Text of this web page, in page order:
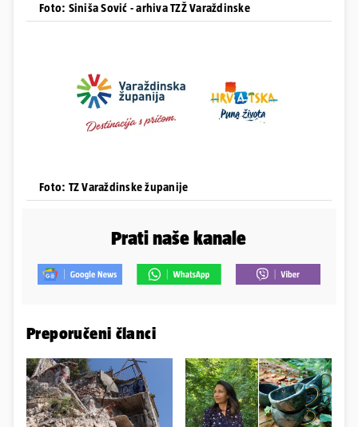
Foto: Siniša Sović - arhiva TZŽ Varaždinske
Foto: TZ Varaždinske županije
Prati naše kanale
Preporučeni članci